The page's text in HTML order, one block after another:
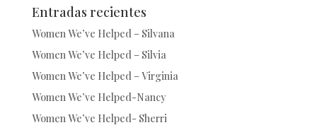
Entradas recientes
Women We’ve Helped – Silvana
Women We’ve Helped – Silvia
Women We’ve Helped – Virginia
Women We’ve Helped-Nancy
Women We’ve Helped- Sherri